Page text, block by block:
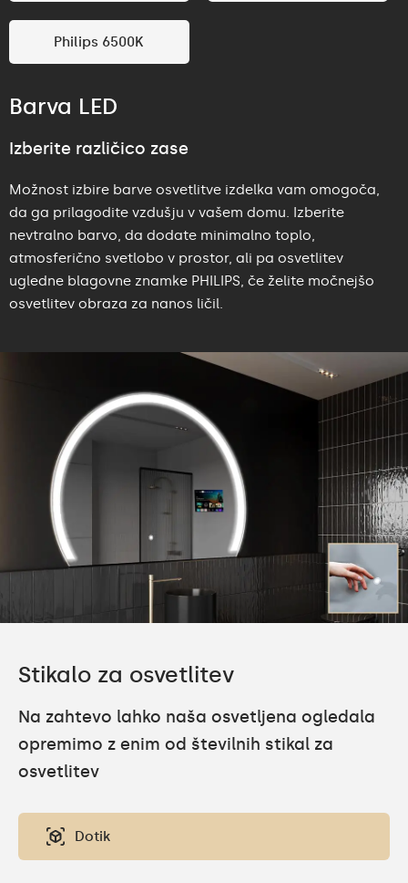
Barva LED
Izberite različico zase
Možnost izbire barve osvetlitve izdelka vam omogoča,
da ga prilagodite vzdušju v vašem domu. Izberite
nevtralno barvo, da dodate minimalno toplo,
atmosferično svetlobo v prostor, ali pa osvetlitev
ugledne blagovne znamke PHILIPS, če želite močnejšo
osvetlitev obraza za nanos ličil.
Philips 6500K
Stikalo za osvetlitev
Na zahtevo lahko naša osvetljena ogledala
opremimo z enim od številnih stikal za
osvetlitev
Dotik